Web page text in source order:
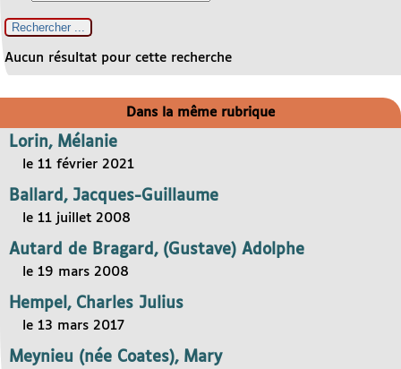
Aucun résultat pour cette recherche
Dans la même rubrique
Lorin, Mélanie
le 11 février 2021
Ballard, Jacques-Guillaume
le 11 juillet 2008
Autard de Bragard, (Gustave) Adolphe
le 19 mars 2008
Hempel, Charles Julius
le 13 mars 2017
Meynieu (née Coates), Mary